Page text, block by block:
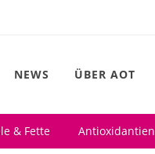
NEWS ÜBER AOT
& Fette Antioxidantien